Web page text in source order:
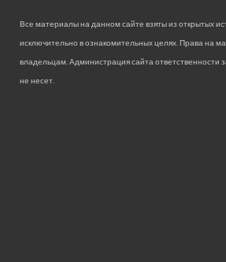
Все материалы на данном сайте взяты из открытых
исключительно в ознакомительных целях. Права на
владельцам. Администрация сайта ответственности
не несет.